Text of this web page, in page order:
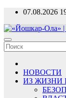
Перейти
содержимому
07.08.2026
«Йошкар-Ола» |
Новости,
НОВОСТИ
ИЗ ЖИЗНИ